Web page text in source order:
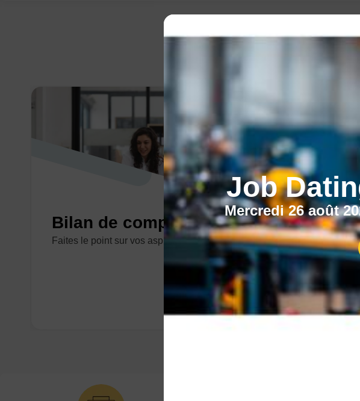
Job
Mercredi 26 août
CECI
Bilan de compétences
Faites le point sur vos aspirations !
En savoir plus
Nos
Découvrez
participer à